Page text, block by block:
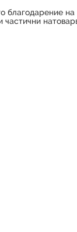
благодарение